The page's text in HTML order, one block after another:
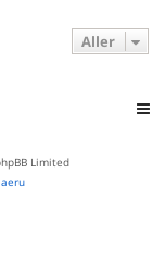
Aller
Limited